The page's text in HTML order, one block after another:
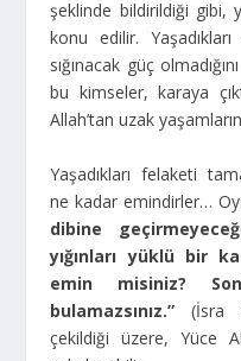
şeklinde bildirildiği gibi,
konu edilir. Yaşadıkları
sığınacak güç
bu kimseler, karaya
Allah’tan uzak
Yaşadıkları felaketi
ne kadar emindirler…
dibine
yığınları yüklü bir
emin misiniz?
bulamazsınız.” (İsra
çekildiği üzere, Yüce